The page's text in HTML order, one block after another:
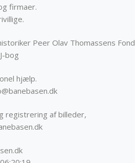
firmaer.
Peer Olav Thomassens Fond
bog
hjælp.
registrering af billeder,